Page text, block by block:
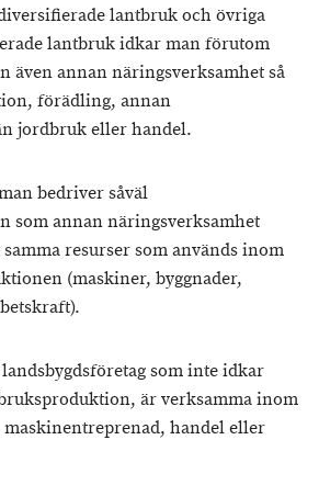
lantbruk och övriga
lantbruk idkar man förutom
även annan näringsverksamhet så
förädling, annan
jordbruk eller handel.
bedriver såväl
som annan näringsverksamhet
resurser som används inom
(maskiner, byggnader,
som inte idkar
är verksamma inom
handel eller